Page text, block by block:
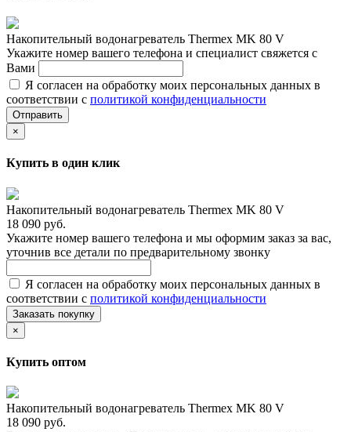
Накопительный водонагреватель Thermex MK 80 V
Укажите номер вашего телефона и специалист свяжется с
Вами
Я согласен на обработку моих персональных данных в
соответствии с политикой конфиденциальности
Отправить
×
Купить в один клик
Накопительный водонагреватель Thermex MK 80 V
18 090 руб.
Укажите номер вашего телефона и мы оформим заказ за вас,
уточнив все детали по предварительному звонку
Я согласен на обработку моих персональных данных в
соответствии с политикой конфиденциальности
Заказать покупку
×
Купить оптом
Накопительный водонагреватель Thermex MK 80 V
18 090 руб.